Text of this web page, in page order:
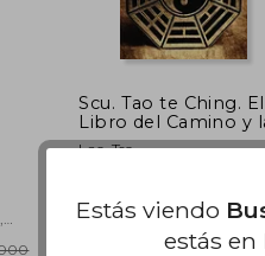
Scu. Tao te Ching. El
Libro del Camino y
Virtud
Lao-Tse
Mestas Ediciones, 2015, 1
Edición, Tapa Blanda,
Estás viendo
estás en